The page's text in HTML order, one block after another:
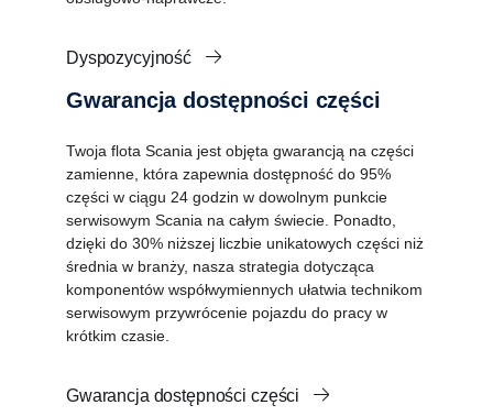
Dyspozycyjność
Gwarancja dostępności części
Twoja flota Scania jest objęta gwarancją na części
zamienne, która zapewnia dostępność do 95%
części w ciągu 24 godzin w dowolnym punkcie
serwisowym Scania na całym świecie. Ponadto,
dzięki do 30% niższej liczbie unikatowych części niż
średnia w branży, nasza strategia dotycząca
komponentów współwymiennych ułatwia technikom
serwisowym przywrócenie pojazdu do pracy w
krótkim czasie.
Gwarancja dostępności części